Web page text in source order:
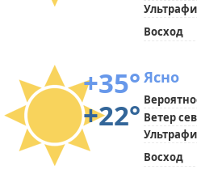
Восход
+35°
+22°
Ясно
Ветер
Восход